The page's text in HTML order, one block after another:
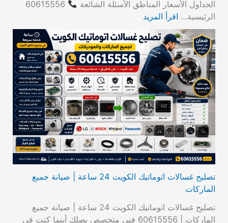
الجداول الأسعار المناطق الأسئلة الشائعة
60615556
الرئيسية… اقرأ المزيد
تصليح غسالات اتوماتيك الكويت 24 ساعة | صيانة جميع
الماركات
تصليح غسالات اتوماتيك الكويت 24 ساعة | صيانة جميع
الماركات | 60615556 فني متخصص يصلك أينما كنت في